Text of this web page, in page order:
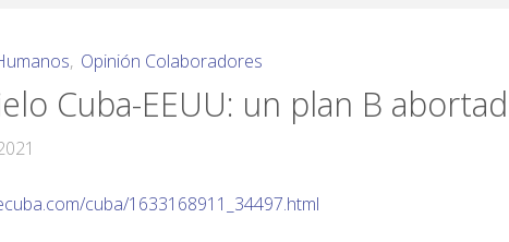
, Opinión Colaboradores
Cuba-EEUU: un plan B
cuba/1633168911_34497.html